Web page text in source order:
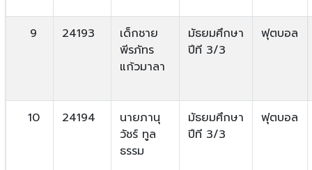
9 24193
เด็กชาย
พีรภัทร
แก้วมาลา
มัธยมศึกษา
ปีที 3/3
ฟุตบอล
10 24194
นายภานุ
วัชร์ ทูล
ธรรม
มัธยมศึกษา
ปีที 3/3
ฟุตบอล